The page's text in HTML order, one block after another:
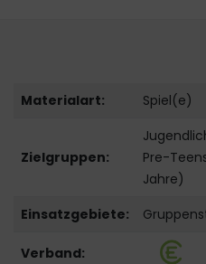
Materialart: Spiel(e)
Zielgruppen:
Pre-
Jahre)
Einsatzgebiete:
Verband: